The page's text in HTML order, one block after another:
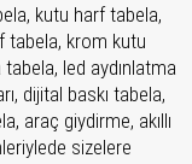
kutu harf tabela,
tabela, krom kutu
led aydınlatma
dijital baskı tabela,
araç giydirme, akıllı
sizelere